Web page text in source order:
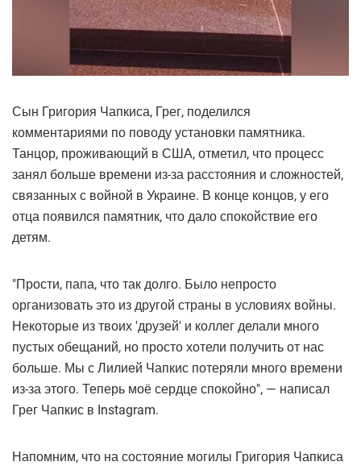
Сын Григория Чапкиса, Грег, поделился
комментариями по поводу установки памятника.
Танцор, проживающий в США, отметил, что процесс
занял больше времени из-за расстояния и сложностей,
связанных с войной в Украине. В конце концов, у его
отца появился памятник, что дало спокойствие его
детям.
"Прости, папа, что так долго. Было непросто
организовать это из другой страны в условиях войны.
Некоторые из твоих 'друзей' и коллег делали много
пустых обещаний, но просто хотели получить от нас
больше. Мы с Лилией Чапкис потеряли много времени
из-за этого. Теперь моё сердце спокойно", — написал
Грег Чапкис в Instagram.
Напомним, что на состояние могилы Григория Чапкиса